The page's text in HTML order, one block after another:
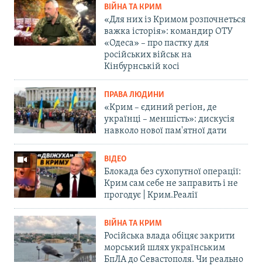
ВІЙНА ТА КРИМ
«Для них із Кримом розпочнеться
важка історія»: командир ОТУ
«Одеса» – про пастку для
російських військ на
Кінбурнській косі
ПРАВА ЛЮДИНИ
«Крим – єдиний регіон, де
українці – меншість»: дискусія
навколо нової пам'ятної дати
ВІДЕО
Блокада без сухопутної операції:
Крим сам себе не заправить і не
прогодує | Крим.Реалії
ВІЙНА ТА КРИМ
Російська влада обіцяє закрити
морський шлях українським
БпЛА до Севастополя. Чи реально